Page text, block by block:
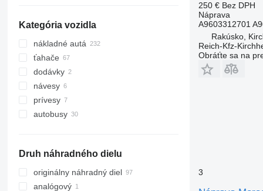
Kategória vozidla
nákladné autá
ťahače
dodávky
návesy
prívesy
autobusy
Druh náhradného dielu
originálny náhradný diel
analógový
250 € Bez DPH
Náprava
A9603312701
Rakúsko,
Reich-Kfz-
Obráťte sa na
3